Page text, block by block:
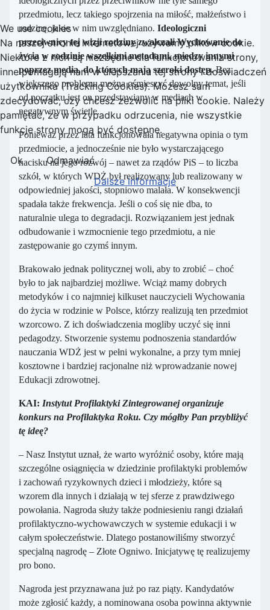
przedmiotu, lecz takiego spojrzenia na miłość, małżeństwo i
rodzinę, jakie w nim uwzględniano. Ideologiczni
przeciwnicy tej wizji rodziny zwalczali Wychowanie do
życia w rodzinie wszelkimi metodami, między innymi
poprzez media, do których mają szeroki dostęp.Bez
większego problemu można ośmieszyć dowolny temat, jeśli
od początku jest on przedstawiany w mediach w
negatywnym świetle.
Ponieważ przez lata funkcjonowała negatywna opinia o tym
przedmiocie, a jednocześnie nie było wystarczającego
nacisku na jego rozwój – nawet za rządów PiS – to liczba
szkół, w których WDŻ był realizowany lub realizowany w
odpowiedniej jakości, stopniowo malała. W konsekwencji
spadała także frekwencja. Jeśli o coś się nie dba, to
naturalnie ulega to degradacji. Rozwiązaniem jest jednak
odbudowanie i wzmocnienie tego przedmiotu, a nie
zastępowanie go czymś innym.
Brakowało jednak politycznej woli, aby to zrobić – choć
było to jak najbardziej możliwe. Wciąż mamy dobrych
metodyków i co najmniej kilkuset nauczycieli Wychowania
do życia w rodzinie w Polsce, którzy realizują ten przedmiot
wzorcowo. Z ich doświadczenia mogliby uczyć się inni
pedagodzy. Stworzenie systemu podnoszenia standardów
nauczania WDŻ jest w pełni wykonalne, a przy tym mniej
kosztowne i bardziej racjonalne niż wprowadzanie nowej
Edukacji zdrowotnej.
KAI: Instytut Profilaktyki Zintegrowanej organizuje
konkurs na Profilaktyka Roku. Czy mógłby Pan przybliżyć
tę ideę?
– Nasz Instytut uznał, że warto wyróżnić osoby, które mają
szczególne osiągnięcia w dziedzinie profilaktyki problemów
i zachowań ryzykownych dzieci i młodzieży, które są
wzorem dla innych i działają w tej sferze z prawdziwego
powołania. Nagroda służy także podniesieniu rangi działań
profilaktyczno-wychowawczych w systemie edukacji i w
całym społeczeństwie. Dlatego postanowiliśmy stworzyć
specjalną nagrodę – Złote Ogniwo. Inicjatywę tę realizujemy
pro bono.
Nagroda jest przyznawana już po raz piąty. Kandydatów
może zgłosić każdy, a nominowana osoba powinna aktywnie
We use cookies
Na naszej stronie internetowej używamy plików cookie.
Niektóre z nich są niezbędne dla funkcjonowania strony,
inne pomagają nam w ulepszaniu tej strony i doświadczeń
użytkownika (Tracking Cookies). Możesz sam
zdecydować, czy chcesz zezwolić na pliki cookie. Należy
pamiętać, że w przypadku odrzucenia, nie wszystkie
funkcje strony mogą być dostępne.
Ok
Odmawiać
Dalsze informacje